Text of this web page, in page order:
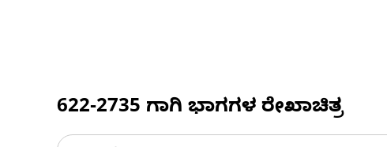
622-2735 ಗಾಗಿ ಭಾಗಗಳ ರೇಖಾಚಿತ್ರ